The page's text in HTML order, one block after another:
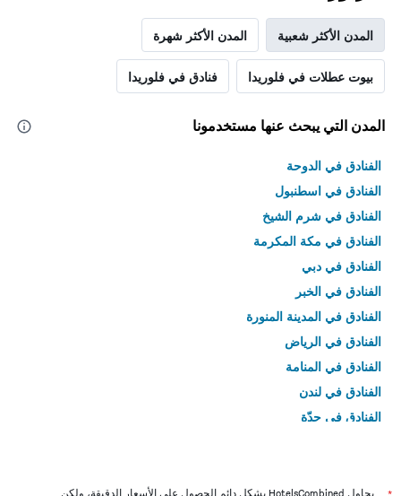
المدن الأكثر شعبية المدن الأكثر شهرة
بيوت عطلات في فلوريدا فنادق في فلوريدا
المدن التي يبحث عنها مستخدمونا
الفنادق في الدوحة
الفنادق في اسطنبول
الفنادق في شرم الشيخ
الفنادق في مكة المكرمة
الفنادق في دبي
الفنادق في الخبر
الفنادق في المدينة المنورة
الفنادق في الرياض
الفنادق في المنامة
الفنادق في لندن
الفنادق في جدّة
يحاول HotelsCombined بشكل دائم الحصول على الأسعار الدقيقة، ولكن